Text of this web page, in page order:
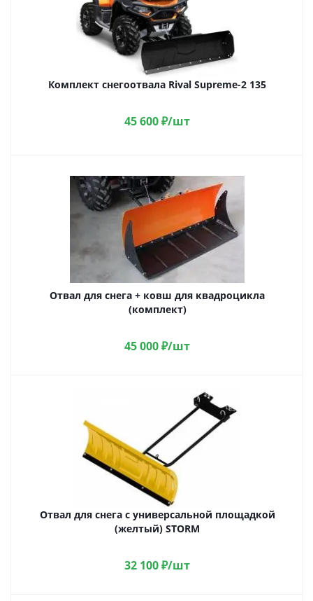
Комплект снегоотвала Rival Supreme-2 135
45 600₽/шт
Отвал для снега + ковш для квадроцикла
(комплект)
45 000₽/шт
Отвал для снега с универсальной площадкой
(желтый) STORM
32 100₽/шт